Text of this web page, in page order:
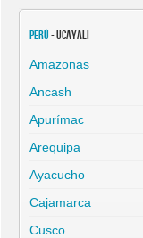
Perú- Ucayali
Amazonas
Ancash
Apurímac
Arequipa
Ayacucho
Cajamarca
Cusco